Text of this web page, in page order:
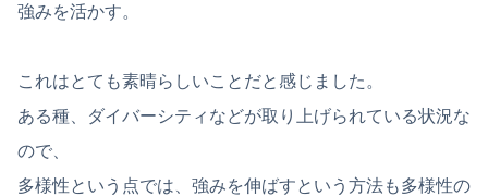
強みを活かす。
これはとても素晴らしいことだと感じました。
ある種、ダイバーシティなどが取り上げられている状況な
ので、
多様性という点では、強みを伸ばすという方法も多様性の